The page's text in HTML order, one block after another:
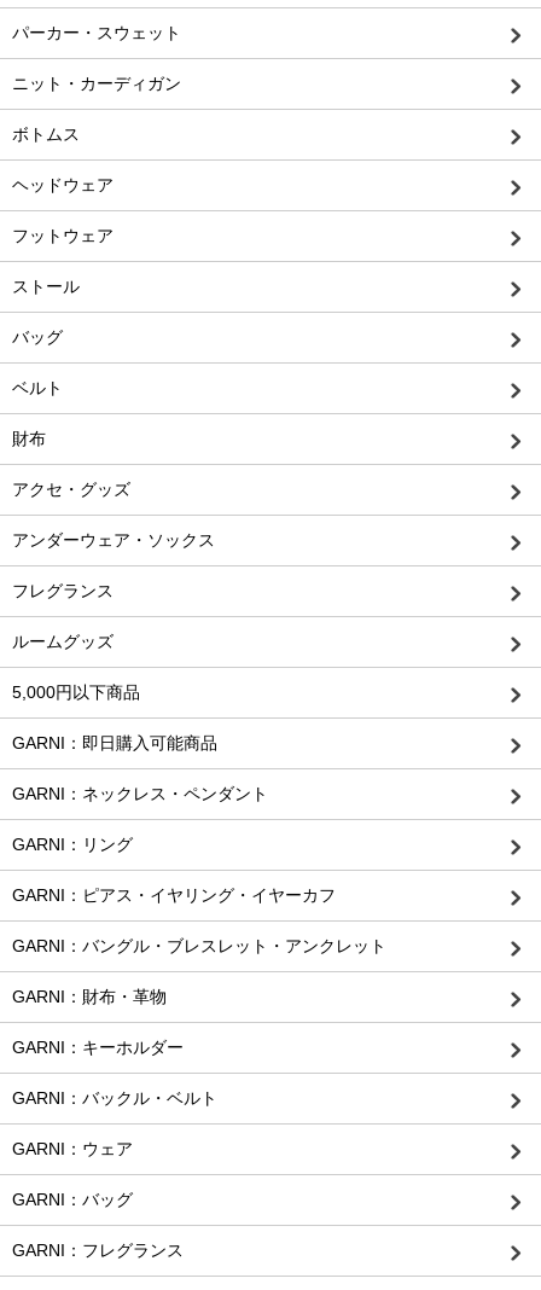
パーカー・スウェット
ニット・カーディガン
ボトムス
ヘッドウェア
フットウェア
ストール
バッグ
ベルト
財布
アクセ・グッズ
アンダーウェア・ソックス
フレグランス
ルームグッズ
5,000円以下商品
GARNI：即日購入可能商品
GARNI：ネックレス・ペンダント
GARNI：リング
GARNI：ピアス・イヤリング・イヤーカフ
GARNI：バングル・ブレスレット・アンクレット
GARNI：財布・革物
GARNI：キーホルダー
GARNI：バックル・ベルト
GARNI：ウェア
GARNI：バッグ
GARNI：フレグランス